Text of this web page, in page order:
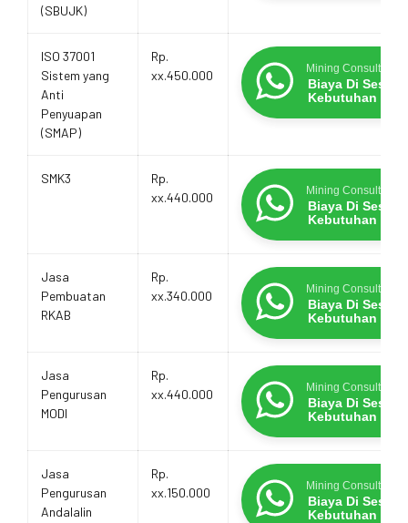
(SBUJK)
ISO 37001
Sistem yang
Anti
Penyuapan
(SMAP)
Rp.
xx.450.000
Mining Consultants
Biaya Di
Kebutuhan
SMK3
Rp.
xx.440.000
Mining Consultants
Biaya Di
Kebutuhan
Jasa
Pembuatan
RKAB
Rp.
xx.340.000
Mining Consultants
Biaya Di
Kebutuhan
Jasa
Pengurusan
MODI
Rp.
xx.440.000
Mining Consultants
Biaya Di
Kebutuhan
Jasa
Pengurusan
Andalalin
Rp.
xx.150.000
Mining Consultants
Biaya Di
Kebutuhan